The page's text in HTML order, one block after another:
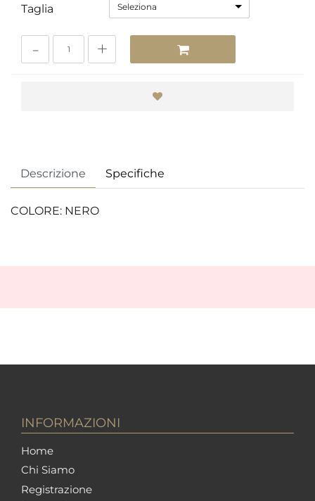
Taglia Seleziona
Descrizione Specifiche
COLORE: NERO
INFORMAZIONI
Home
Chi Siamo
Registrazione